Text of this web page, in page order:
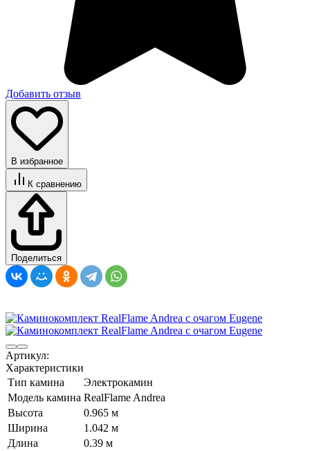
Добавить отзыв
В избранное
К сравнению
Поделиться
Артикул:
Характеристики
Тип камина
Электрокамин
Модель камина RealFlame Andrea
Высота
0.965 м
Ширина
1.042 м
Длина
0.39 м